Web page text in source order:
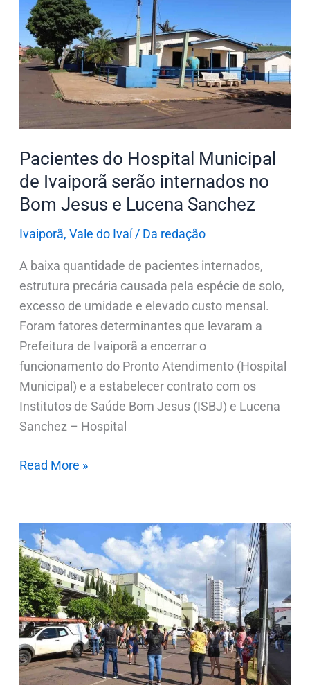
Pacientes do Hospital Municipal
de Ivaiporã serão internados no
Bom Jesus e Lucena Sanchez
Ivaiporã, Vale do Ivaí/ Da redação
A baixa quantidade de pacientes internados,
estrutura precária causada pela espécie de solo,
excesso de umidade e elevado custo mensal.
Foram fatores determinantes que levaram a
Prefeitura de Ivaiporã a encerrar o
funcionamento do Pronto Atendimento (Hospital
Municipal) e a estabelecer contrato com os
Institutos de Saúde Bom Jesus (ISBJ) e Lucena
Sanchez – Hospital
Hospital
Municipal
de
Ivaiporã
serão
internados
no
Bom
Jesus
e
Lucena
Sanchez
Read More »
Fieis
cantam
e
oram
em
Ivaiporã
para
enfermos